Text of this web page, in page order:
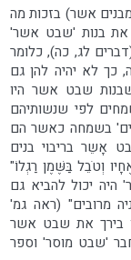
אשר) בזכות מה
את בנות 'שבט אשר'
לג, כה), כלומר
כך לא יהיה להן גם
שבנות שבט אשר היו
לפי שנשותיהם
בשמחה כאשר הם
אָשֵר בריבוי בנים
וְטֹבֵל בַּשֶּׁמֶן רַגְלוֹ"
היה יכול להביא גם
מרובים" (ראה גמ'
בירך את שבט אשר
'שבט מוסר' וספר